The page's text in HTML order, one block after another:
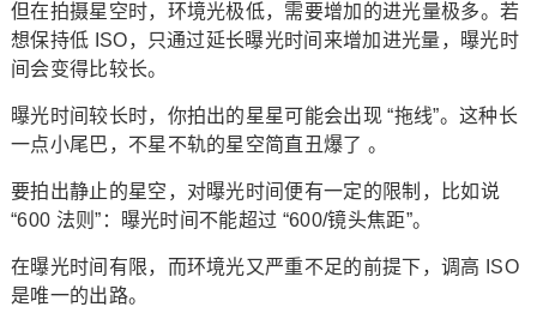
但在拍摄星空时，环境光极低，需要增加的进光量极多。若
想保持低 ISO，只通过延长曝光时间来增加进光量，曝光时
间会变得比较长。
曝光时间较长时，你拍出的星星可能会出现 “拖线”。这种长
一点小尾巴，不星不轨的星空简直丑爆了 。
要拍出静止的星空，对曝光时间便有一定的限制，比如说
“600 法则”：曝光时间不能超过 “600/镜头焦距”。
在曝光时间有限，而环境光又严重不足的前提下，调高 ISO
是唯一的出路。